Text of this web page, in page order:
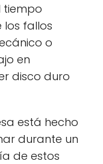
tiempo
los fallos
o
en
disco duro
está hecho
durante un
de estos